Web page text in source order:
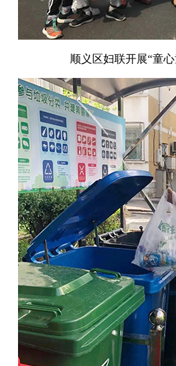
顺义区妇联开展“童